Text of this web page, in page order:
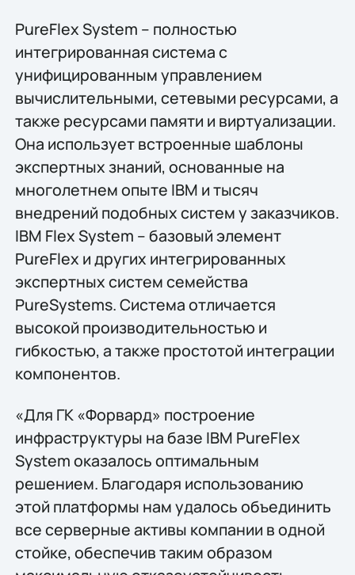
PureFlex System – полностью
интегрированная система с
унифицированным управлением
вычислительными, сетевыми ресурсами, а
также ресурсами памяти и виртуализации.
Она использует встроенные шаблоны
экспертных знаний, основанные на
многолетнем опыте IBM и тысяч
внедрений подобных систем у заказчиков.
IBM Flex System – базовый элемент
PureFlex и других интегрированных
экспертных систем семейства
PureSystems. Система отличается
высокой производительностью и
гибкостью, а также простотой интеграции
компонентов.
«Для ГК «Форвард» построение
инфраструктуры на базе IBM PureFlex
System оказалось оптимальным
решением. Благодаря использованию
этой платформы нам удалось объединить
все серверные активы компании в одной
стойке, обеспечив таким образом